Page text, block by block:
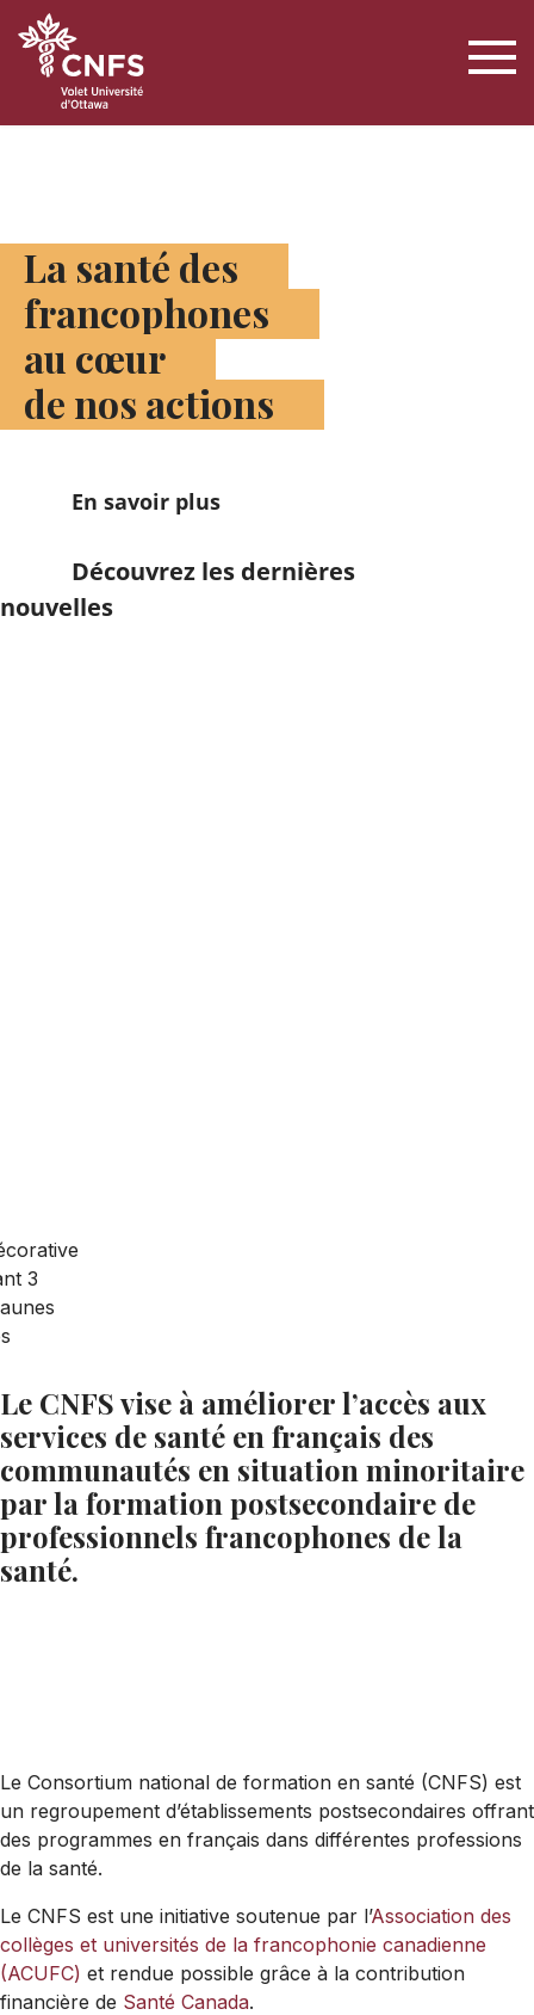
La santé des
francophones
au cœur
de nos actions
En savoir plus
Découvrez les dernières
nouvelles
Le CNFS vise à améliorer l’accès aux
services de santé en français des
communautés en situation minoritaire
par la formation postsecondaire de
professionnels francophones de la
santé.
Le Consortium national de formation en santé (CNFS) est
un regroupement d’établissements postsecondaires offrant
des programmes en français dans différentes professions
de la santé.
Le CNFS est une initiative soutenue par l’Association des
collèges et universités de la francophonie canadienne
(ACUFC) et rendue possible grâce à la contribution
financière de Santé Canada.